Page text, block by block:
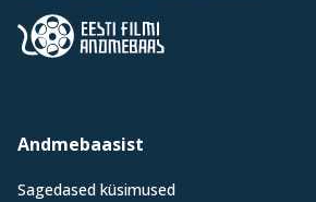
Andmebaasist
Sagedased küsimused